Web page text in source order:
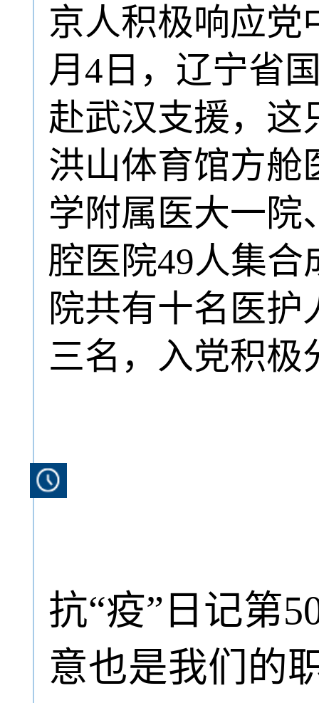
京人积极响应党
月4日，辽宁省
赴武汉支援，这
洪山体育馆方舱
学附属医大一院
腔医院49人集
院共有十名医
三名，入党积
抗“疫”日记第
意也是我们的